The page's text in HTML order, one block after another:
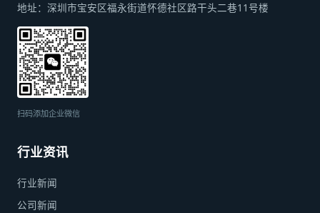
地址： 深圳市宝安区福永街道怀德社区路干头二巷11号楼
扫码添加企业微信
行业资讯
行业新闻
公司新闻